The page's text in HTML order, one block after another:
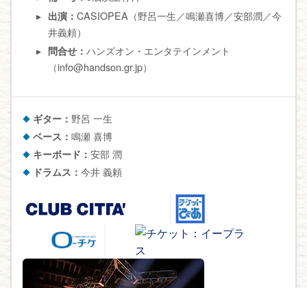
出演：CASIOPEA（野呂一生／鳴瀬喜博／安部潤／今
井義頼）
問合せ：ハンズオン・エンタテインメント
（info@handson.gr.jp）
ギター： 野呂 一生
ベース：鳴瀬 喜博
キーボード：安部 潤
ドラムス：今井 義頼